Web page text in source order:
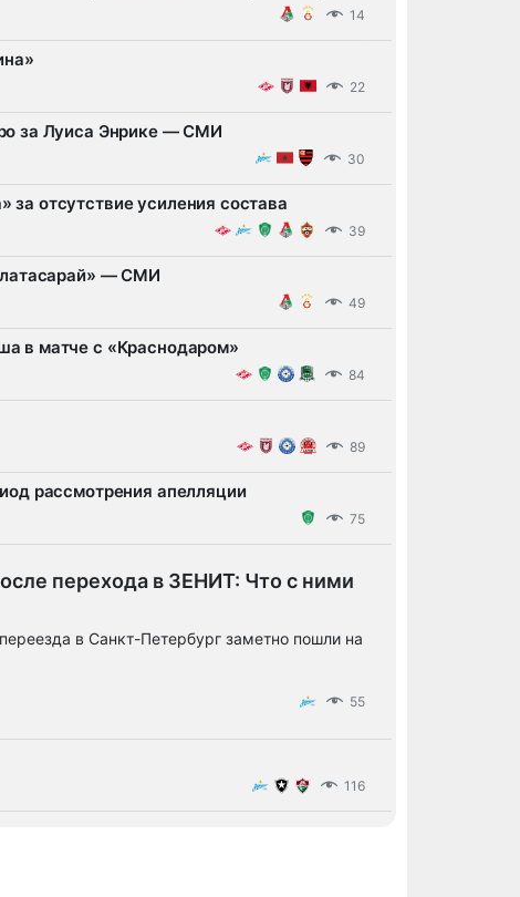
14
22
за Луиса Энрике — СМИ
30
отсутствие усиления состава
39
— СМИ
49
в матче с «Краснодаром»
84
89
рассмотрения апелляции
75
перехода в ЗЕНИТ: Что с ними
в Санкт-Петербург заметно пошли на
55
116